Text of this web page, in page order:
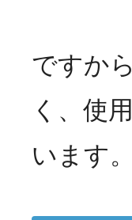
ですか
く、使
います。